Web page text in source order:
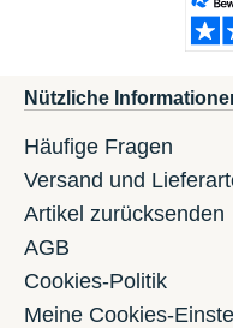
Nützliche
Häufige Fragen
Versand und
Artikel zurücksenden
AGB
Cookies-Politik
Meine Cookies-